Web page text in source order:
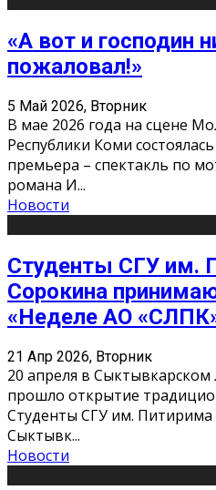
«А вот и господин
пожаловал!»
5 Май 2026, Вторник
В мае 2026 года на сцене
Республики Коми
премьера – спектакль по
романа И...
Новости
Студенты СГУ им.
Сорокина
«Неделе АО
21 Апр 2026, Вторник
20 апреля в Сыктывкарском
прошло открытие
Студенты СГУ им.
Сыктывк...
Новости